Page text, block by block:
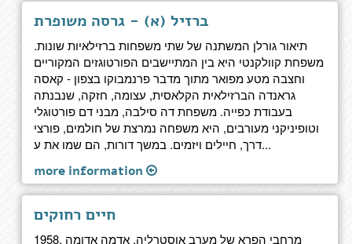
ברזיל (א) - גרסה משופרת
תיאור גורלן המשתנה של שתי משפחות ברזילאיות שונות.
משפחת קוולקנטי היא בין המתיישבים הפורטוגזים המקוריים
וחצבה מטע מפואר מתוך מדבר פרנמבוקו בצפון - קאסה
גראנדה הברזילאית הקלאסית, עצומה, חזקה, שנבנתה
בעבודת כפייה. משפחת דה סילבה, מבני דם פורטוגלי
וטופיניקני מעורבים, היא משפחה נמרצת של חולמים, פורצי
דרך, חיילים ויזמים. במשך דורות, הם שמו את ע...
more information
חיים רחוקים
1958, מרחבי הפרא של מערב אוסטרליה, אדמה אדומה